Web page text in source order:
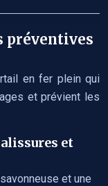
préventives
en fer plein qui
et prévient les
et
et une